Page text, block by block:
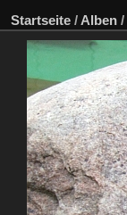
Startseite / Alben /